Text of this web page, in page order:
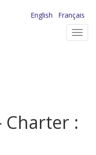
English
Français
: